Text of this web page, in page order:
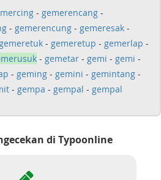
- gemerencang -
- gemerencung - gemeresak -
gemeretuk - gemeretup - gemerlap -
- gemetar - gemi - gemi -
- geming - gemini - gemintang -
- gempa - gempal - gempal
di Typoonline